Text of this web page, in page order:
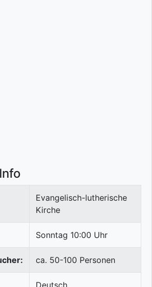
Evangelisch-lutherische
Kirche
Sonntag 10:00 Uhr
ca. 50-100 Personen